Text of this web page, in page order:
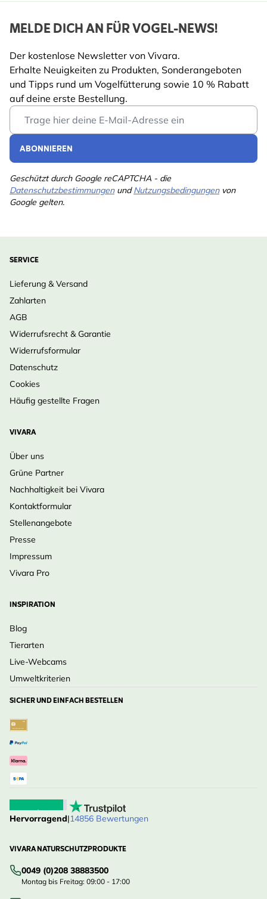
MELDE DICH AN FÜR VOGEL-NEWS!
Der kostenlose Newsletter von Vivara.
Erhalte Neuigkeiten zu Produkten, Sonderangeboten
und Tipps rund um Vogelfütterung sowie 10 % Rabatt
auf deine erste Bestellung.
Email Address
ABONNIEREN
Geschützt durch Google reCAPTCHA - die
DatenschutzbestimmungenundNutzungsbedingungenvon
Google gelten.
SERVICE
Lieferung & Versand
Zahlarten
AGB
Widerrufsrecht & Garantie
Widerrufsformular
Datenschutz
Cookies
Häufig gestellte Fragen
VIVARA
Über uns
Grüne Partner
Nachhaltigkeit bei Vivara
Kontaktformular
Stellenangebote
Presse
Impressum
Vivara Pro
INSPIRATION
Blog
Tierarten
Live-Webcams
Umweltkriterien
SICHER UND EINFACH BESTELLEN
Hervorragend|14856 Bewertungen
VIVARA NATURSCHUTZPRODUKTE
0049 (0)208 38883500
Montag bis Freitag: 09:00 - 17:00